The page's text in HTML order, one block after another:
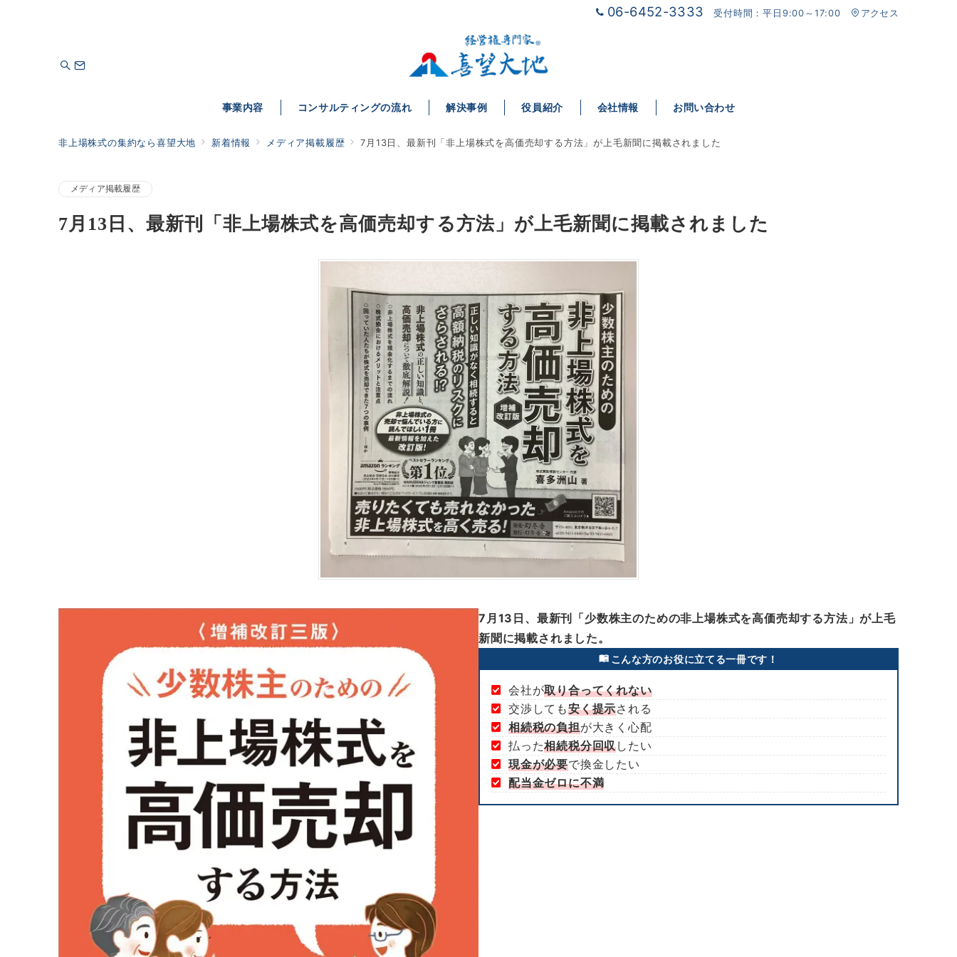
06-6452-3333 受付時間：平日9:00～17:00 アクセス
事業内容 コンサルティングの流れ 解決事例 役員紹介 会社情報 お問い合わせ
非上場株式の集約なら喜望大地 新着情報 メディア掲載履歴 7月13日、最新刊「非上場株式を高価売却する方法」が上毛新聞に掲載されました
メディア掲載履歴
7月13日、最新刊「非上場株式を高価売却する方法」が上毛新聞に掲載されました
7月13日、最新刊「少数株主のための非上場株式を高価売却する方法」が上毛
新聞に掲載されました。
こんな方のお役に立てる一冊です！
会社が取り合ってくれない
交渉しても安く提示される
相続税の負担が大きく心配
払った相続税分回収したい
現金が必要で換金したい
配当金ゼロに不満